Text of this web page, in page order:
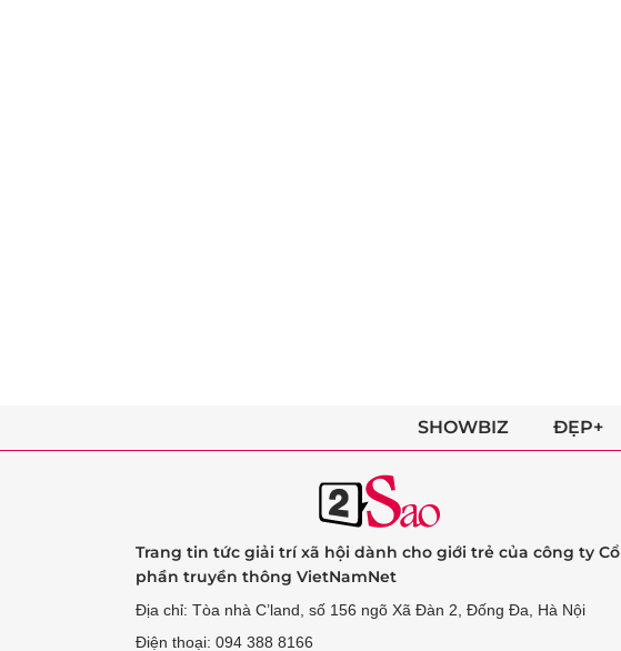
SHOWBIZ ĐẸP+
Trang tin tức giải trí xã hội dành cho giới trẻ của công ty Cổ
phần truyền thông VietNamNet
Địa chỉ: Tòa nhà C’land, số 156 ngõ Xã Đàn 2, Đống Đa, Hà Nội
Điện thoại: 094 388 8166